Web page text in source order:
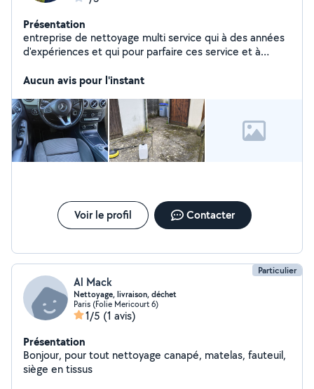
Présentation
entreprise de nettoyage multi service qui à des années
d'expériences et qui pour parfaire ces service et à
Aucun avis pour l'instant
Voir le profil Contacter
Particulier
Al Mack
Nettoyage, livraison, déchet
Paris (Folie Mericourt 6)
1/5 (1 avis)
Présentation
Bonjour, pour tout nettoyage canapé, matelas, fauteuil,
siège en tissus